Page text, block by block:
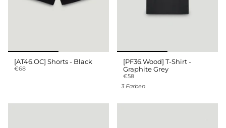
[AT46.OC] Shorts - Black
€68
[PF36.Wood] T-Shirt -
Graphite Grey
€58
3 Farben